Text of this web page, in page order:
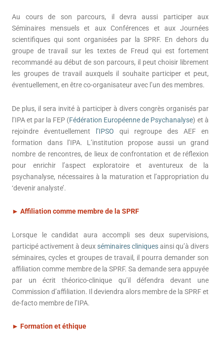
Au cours de son parcours, il devra aussi participer aux
Séminaires mensuels et aux Conférences et aux Journées
scientifiques qui sont organisées par la SPRF. En dehors du
groupe de travail sur les textes de Freud qui est fortement
recommandé au début de son parcours, il peut choisir librement
les groupes de travail auxquels il souhaite participer et peut,
éventuellement, en être co-organisateur avec l’un des membres.
De plus, il sera invité à participer à divers congrès organisés par
l’IPA et par la FEP (Fédération Européenne de Psychanalyse) et à
rejoindre éventuellement
l’IPSO qui regroupe des AEF en
formation dans l’IPA. L’institution propose aussi un grand
nombre de rencontres, de lieux de confrontation et de réflexion
pour enrichir l’aspect exploratoire et aventureux de la
psychanalyse, nécessaires à la maturation et l’appropriation du
‘devenir analyste’.
►Affiliation comme membre de la SPRF
Lorsque le candidat aura accompli ses deux supervisions,
participé activement à deux séminaires cliniquesainsi qu’à divers
séminaires, cycles et groupes de travail, il pourra demander son
affiliation comme membre de la SPRF. Sa demande sera appuyée
par un écrit théorico-clinique qu’il défendra devant une
Commission d’affiliation. Il deviendra alors membre de la SPRF et
de-facto membre de l’IPA.
►Formation et éthique